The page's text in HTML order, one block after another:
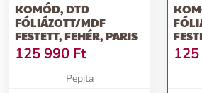
KOMÓD, DTD
FÓLIÁZOTT/MDF
FESTETT, FEHÉR, PARIS
125 990 Ft
Pepita